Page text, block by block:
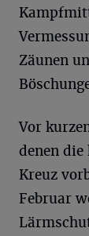
Zäunen
Vor
denen
Kreuz
Februar